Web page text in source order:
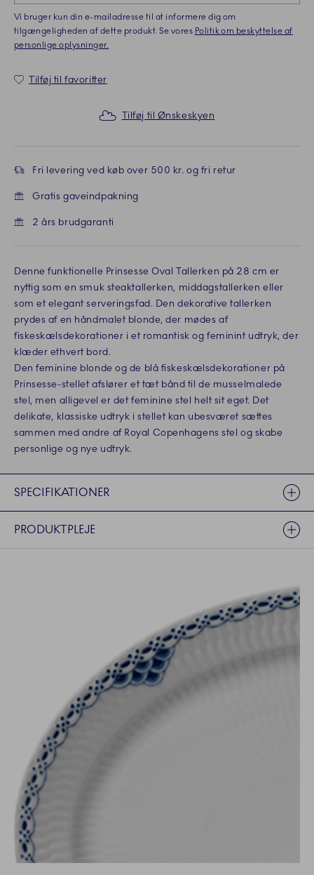
Vi bruger kun din e-mailadresse til at informere dig om
tilgængeligheden af dette produkt. Se vores Politik om beskyttelse af
personlige oplysninger.
Tilføj til favoritter
Tilføj til Ønskeskyen
Fri levering ved køb over 500 kr. og fri retur
Gratis gaveindpakning
2 års brudgaranti
Denne funktionelle Prinsesse Oval Tallerken på 28 cm er
nyttig som en smuk steaktallerken, middagstallerken eller
som et elegant serveringsfad. Den dekorative tallerken
prydes af en håndmalet blonde, der mødes af
fiskeskælsdekorationer i et romantisk og feminint udtryk, der
klæder ethvert bord.
Den feminine blonde og de blå fiskeskælsdekorationer på
Prinsesse-stellet afslører et tæt bånd til de musselmalede
stel, men alligevel er det feminine stel helt sit eget. Det
delikate, klassiske udtryk i stellet kan ubesværet sættes
sammen med andre af Royal Copenhagens stel og skabe
personlige og nye udtryk.
SPECIFIKATIONER
PRODUKTPLEJE